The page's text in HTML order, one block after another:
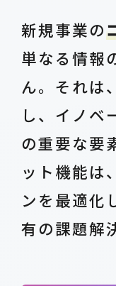
新規事業の
単なる情報
ん。それは
し、イノベ
の重要な要
ット機能は
ンを最適化
有の課題解